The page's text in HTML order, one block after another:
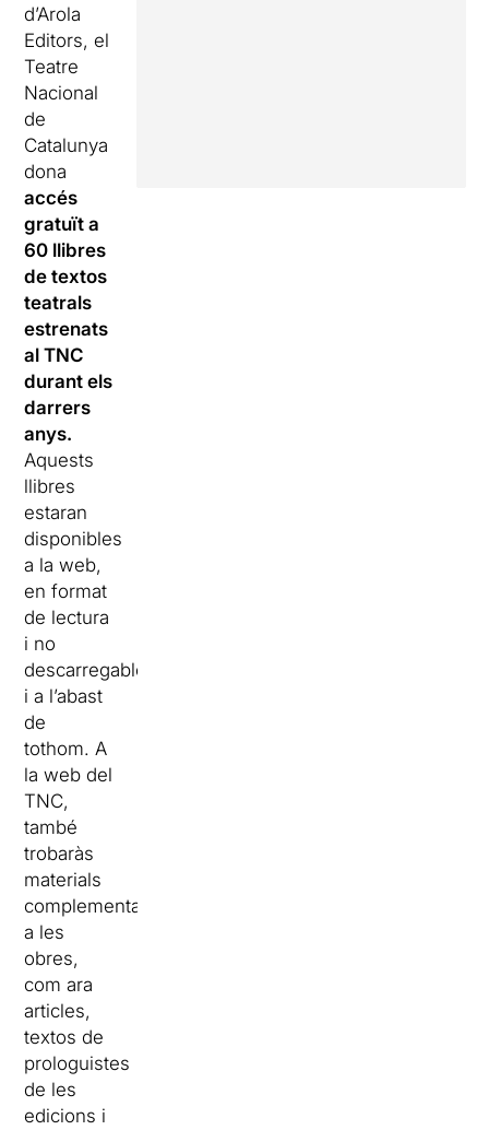
d’Arola
Editors, el
Teatre
Nacional
de
Catalunya
dona
accés
gratuït a
60 llibres
de textos
teatrals
estrenats
al TNC
durant els
darrers
anys.
Aquests
llibres
estaran
disponibles
a la web,
en format
de lectura
i no
descarregables,
i a l’abast
de
tothom. A
la web del
TNC,
també
trobaràs
materials
complementaris
a les
obres,
com ara
articles,
textos de
prologuistes
de les
edicions i